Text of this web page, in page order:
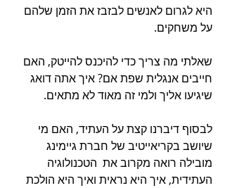
היא לגרום לאנשים לבזבז את הזמן שלהם
על משחקים.
שאלתי מה צריך כדי להיכנס להייטק, האם
חייבים אנגלית שפת אם? איך אתה דואג
שיגיעו אליך ולמי זה מאוד לא מתאים.
לבסוף דיברנו קצת על העתיד, האם מי
שיושב בקריאייטיב של חברת גיימינג
מובילה רואה מקרוב את  הטכנולוגיה
העתידית, איך היא נראית ואיך היא הולכת